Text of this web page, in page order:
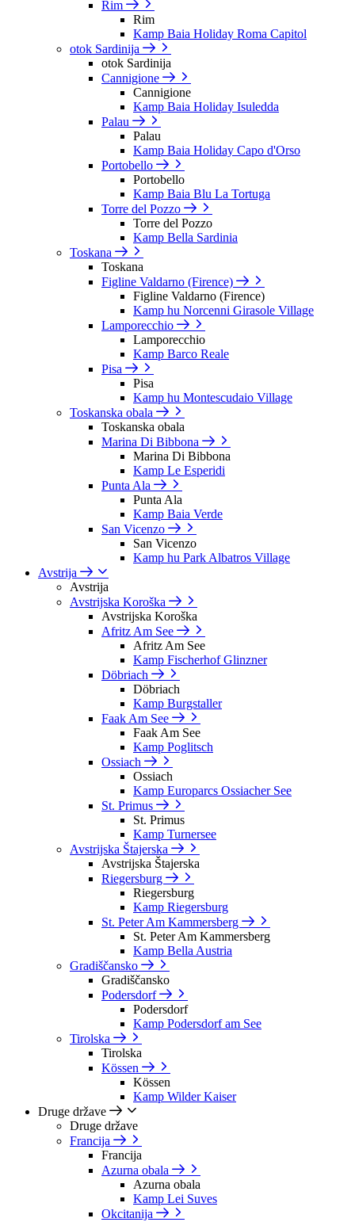
Rim
Rim
Kamp Baia Holiday Roma Capitol
otok Sardinija
otok Sardinija
Cannigione
Cannigione
Kamp Baia Holiday Isuledda
Palau
Palau
Kamp Baia Holiday Capo d'Orso
Portobello
Portobello
Kamp Baia Blu La Tortuga
Torre del Pozzo
Torre del Pozzo
Kamp Bella Sardinia
Toskana
Toskana
Figline Valdarno (Firence)
Figline Valdarno (Firence)
Kamp hu Norcenni Girasole Village
Lamporecchio
Lamporecchio
Kamp Barco Reale
Pisa
Pisa
Kamp hu Montescudaio Village
Toskanska obala
Toskanska obala
Marina Di Bibbona
Marina Di Bibbona
Kamp Le Esperidi
Punta Ala
Punta Ala
Kamp Baia Verde
San Vicenzo
San Vicenzo
Kamp hu Park Albatros Village
Avstrija
Avstrija
Avstrijska Koroška
Avstrijska Koroška
Afritz Am See
Afritz Am See
Kamp Fischerhof Glinzner
Döbriach
Döbriach
Kamp Burgstaller
Faak Am See
Faak Am See
Kamp Poglitsch
Ossiach
Ossiach
Kamp Europarcs Ossiacher See
St. Primus
St. Primus
Kamp Turnersee
Avstrijska Štajerska
Avstrijska Štajerska
Riegersburg
Riegersburg
Kamp Riegersburg
St. Peter Am Kammersberg
St. Peter Am Kammersberg
Kamp Bella Austria
Gradiščansko
Gradiščansko
Podersdorf
Podersdorf
Kamp Podersdorf am See
Tirolska
Tirolska
Kössen
Kössen
Kamp Wilder Kaiser
Druge države
Druge države
Francija
Francija
Azurna obala
Azurna obala
Kamp Lei Suves
Okcitanija